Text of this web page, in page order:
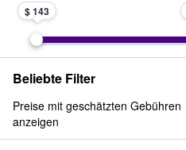
$ 143
Beliebte Filter
Preise mit geschätzten Gebühren
anzeigen